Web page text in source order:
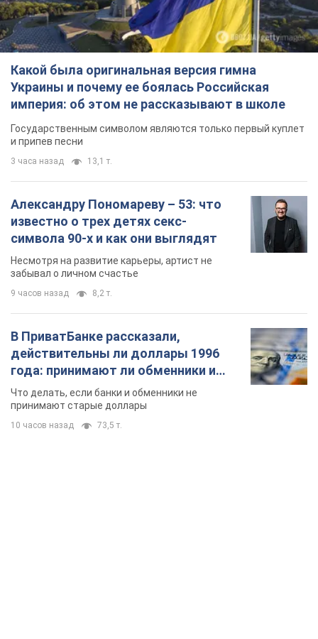
Какой была оригинальная версия гимна
Украины и почему ее боялась Российская
империя: об этом не рассказывают в школе
Государственным символом являются только первый куплет
и припев песни
3 часа назад 13,1 т.
Александру Пономареву – 53: что
известно о трех детях секс-
символа 90-х и как они выглядят
Несмотря на развитие карьеры, артист не
забывал о личном счастье
9 часов назад 8,2 т.
В ПриватБанке рассказали,
действительны ли доллары 1996
года: принимают ли обменники и
банки такие купюры
Что делать, если банки и обменники не
принимают старые доллары
10 часов назад 73,5 т.